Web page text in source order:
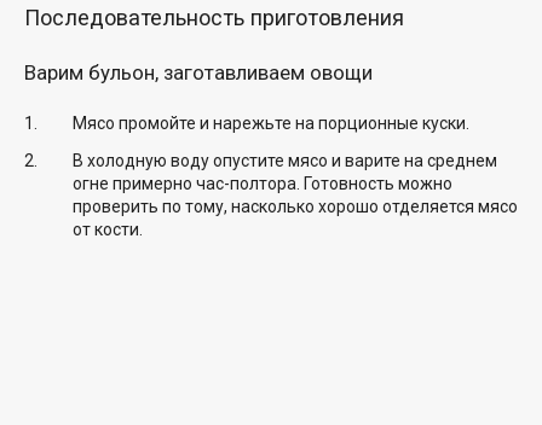
Последовательность приготовления
Варим бульон, заготавливаем овощи
Мясо промойте и нарежьте на порционные куски.
В холодную воду опустите мясо и варите на среднем
огне примерно час-полтора. Готовность можно
проверить по тому, насколько хорошо отделяется мясо
от кости.